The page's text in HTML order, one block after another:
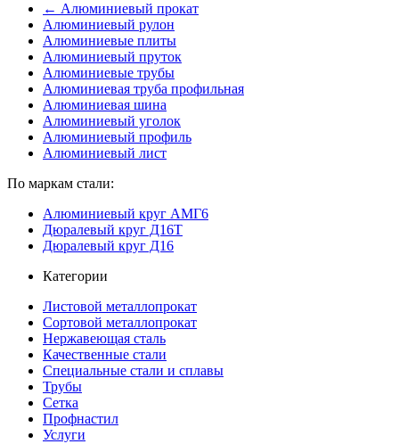
← Алюминиевый прокат
Алюминиевый рулон
Алюминиевые плиты
Алюминиевый пруток
Алюминиевые трубы
Алюминиевая труба профильная
Алюминиевая шина
Алюминиевый уголок
Алюминиевый профиль
Алюминиевый лист
По маркам стали:
Алюминиевый круг АМГ6
Дюралевый круг Д16Т
Дюралевый круг Д16
Категории
Листовой металлопрокат
Сортовой металлопрокат
Нержавеющая сталь
Качественные стали
Специальные стали и сплавы
Трубы
Сетка
Профнастил
Услуги